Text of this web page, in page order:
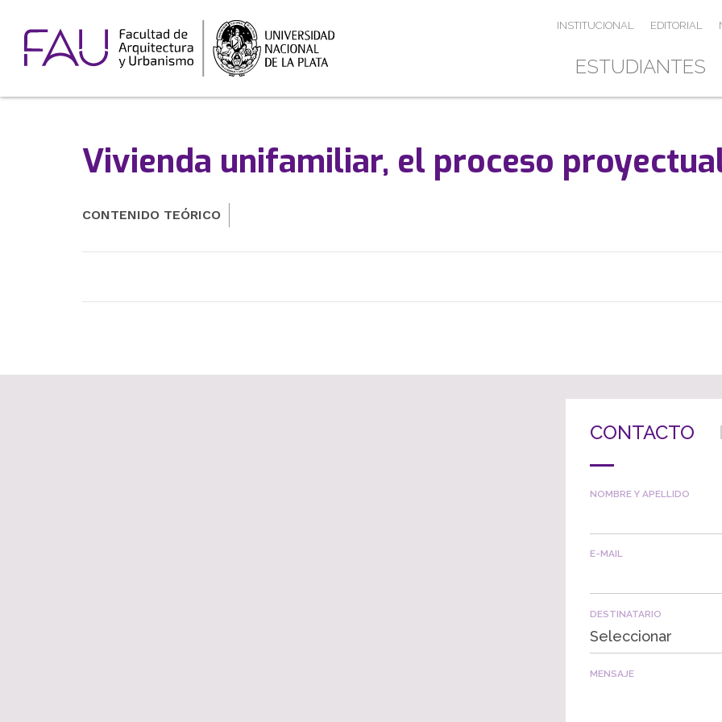
ESTUDIANTES
INSTITUCIONAL EDITORIAL
Vivienda unifamiliar, el proceso
CONTENIDO TEÓRICO
CONTACTO
NOMBRE Y APELLIDO
E-MAIL
DESTINATARIO
Seleccionar
MENSAJE